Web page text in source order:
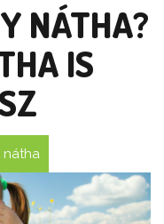
NÁTHA?
IS
nátha